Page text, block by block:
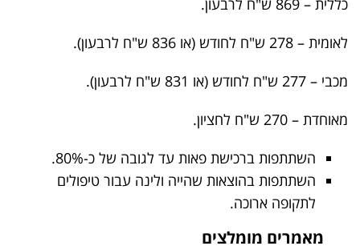
כללית – 869 ש"ח לרבעון.
לאומית – 278 ש"ח לחודש (או 836 ש"ח לרבעון).
מכבי – 277 ש"ח לחודש (או 831 ש"ח לרבעון).
מאוחדת – 270 ש"ח לחציון.
השתתפות ברכישת פאות עד לגובה של כ-80%.
השתתפות בהוצאות שהייה ולינה עבור טיפולים
לתקופה ארוכה.
מאמרים מומלצים